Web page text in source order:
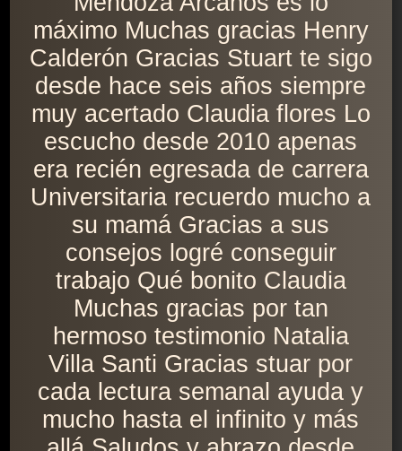
máximo Muchas gracias Henry
Calderón Gracias Stuart te sigo
desde hace seis años siempre
muy acertado Claudia flores Lo
escucho desde 2010 apenas
era recién egresada de carrera
Universitaria recuerdo mucho a
su mamá Gracias a sus
consejos logré conseguir
trabajo Qué bonito Claudia
Muchas gracias por tan
hermoso testimonio Natalia
Villa Santi Gracias stuar por
cada lectura semanal ayuda y
mucho hasta el infinito y más